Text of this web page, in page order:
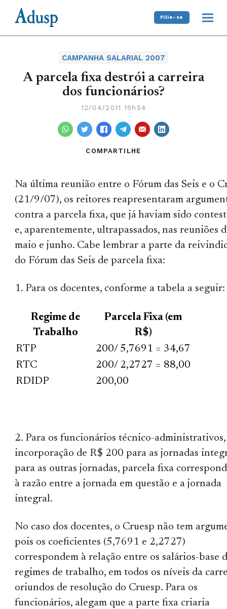
Filie-se
CAMPANHA SALARIAL 2007
A parcela fixa destrói a carreira
dos funcionários?
12/04/2011 15h54
COMPARTILHE
Na última reunião entre o Fórum das Seis e o
(21/9/07), os reitores reapresentaram
contra a parcela fixa, que já haviam sido
e, aparentemente, ultrapassados, nas reuniões
maio e junho. Cabe lembrar a parte da
do Fórum das Seis de parcela fixa:
1. Para os docentes, conforme a tabela a seguir:
Regime de
Trabalho
Parcela Fixa (em
R$)
RTP
200/ 5,7691 = 34,67
RTC
200/ 2,2727 = 88,00
RDIDP
200,00
2. Para os funcionários técnico-administrativos,
incorporação de R$ 200 para as jornadas
para as outras jornadas, parcela fixa
à razão entre a jornada em questão e a jornada
integral.
No caso dos docentes, o Cruesp não tem
pois os coeficientes (5,7691 e 2,2727)
correspondem à relação entre os salários-base
regimes de trabalho, em todos os níveis da
oriundos de resolução do Cruesp. Para os
funcionários, alegam que a parte fixa criaria